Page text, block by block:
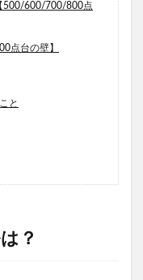
500/600/700/800点
点台の壁】
と
？